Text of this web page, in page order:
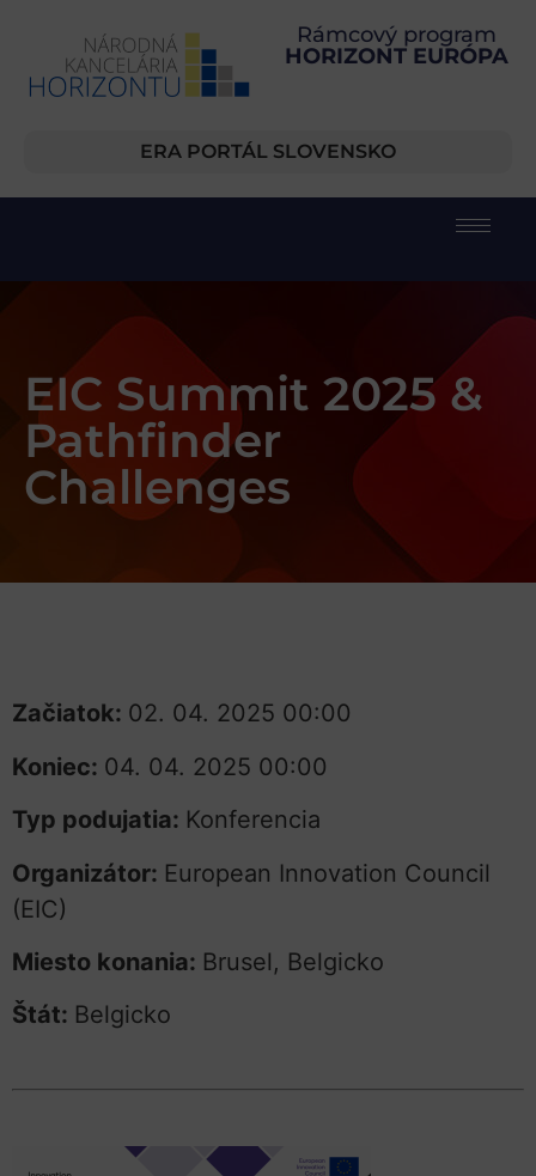
Rámcový program
HORIZONT EURÓPA
ERA PORTÁL SLOVENSKO
EIC Summit 2025 &
Pathfinder
Challenges
Začiatok: 02. 04. 2025 00:00
Koniec: 04. 04. 2025 00:00
Typ podujatia: Konferencia
Organizátor: European Innovation Council
(EIC)
Miesto konania: Brusel, Belgicko
Štát: Belgicko